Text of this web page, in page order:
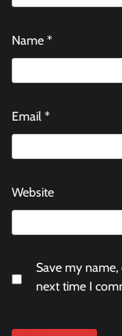
Name *
Email *
Website
Save my
next time I